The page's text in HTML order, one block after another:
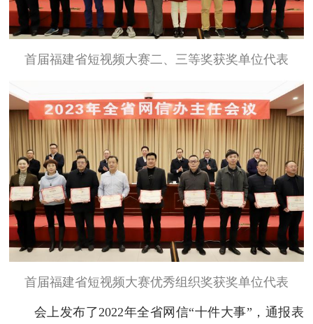
首届福建省短视频大赛二、三等奖获奖单位代表
首届福建省短视频大赛优秀组织奖获奖单位代表
会上发布了2022年全省网信“十件大事”，通报表